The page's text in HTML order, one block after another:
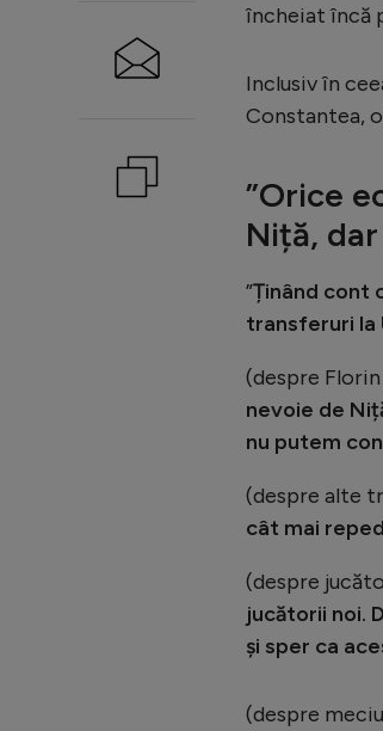
încheiat încă
Inclusiv în
Constantea,
”Orice
Niță,
”Ținând cont
transferuri la
(despre
nevoie de
nu putem
(despre alte
cât mai
(despre
jucătorii noi.
și sper ca
(despre